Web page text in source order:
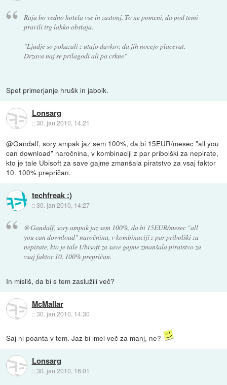
Raja bo vedno hotela vse in zastonj. To ne pomeni, da pod temi
pravili trg lahko obstaja.
"Ljudje so pokazali z utajo davkov, da jih nocejo placevat.
Drzava naj se prilagodi ali pa crkne"
Spet primerjanje hrušk in jabolk.
Lonsarg
::30. jan 2010, 14:21
@Gandalf, sory ampak jaz sem 100%, da bi 15EUR/mesec "all you
can download" naročnina, v kombinaciji z par pribolški za nepirate,
kto je tale Ubisoft za save gajme zmanšala piratstvo za vsaj faktor
10. 100% prepričan.
techfreak :)
::30. jan 2010, 14:27
@Gandalf, sory ampak jaz sem 100%, da bi 15EUR/mesec "all
you can download" naročnina, v kombinaciji z par pribolški za
nepirate, kto je tale Ubisoft za save gajme zmanšala piratstvo za
vsaj faktor 10. 100% prepričan.
In misliš, da bi s tem zaslužili več?
McMallar
::30. jan 2010, 14:30
Saj ni poanta v tem. Jaz bi imel več za manj, ne?
Lonsarg
::30. jan 2010, 16:01